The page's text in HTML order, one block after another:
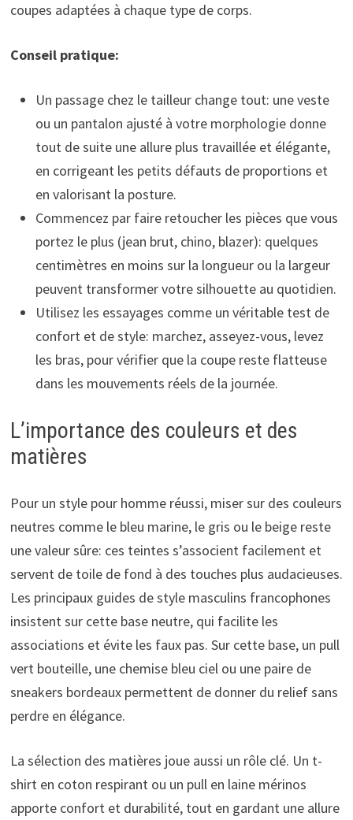
coupes adaptées à chaque type de corps.
Conseil pratique:
Un passage chez le tailleur change tout: une veste
ou un pantalon ajusté à votre morphologie donne
tout de suite une allure plus travaillée et élégante,
en corrigeant les petits défauts de proportions et
en valorisant la posture.
Commencez par faire retoucher les pièces que vous
portez le plus (jean brut, chino, blazer): quelques
centimètres en moins sur la longueur ou la largeur
peuvent transformer votre silhouette au quotidien.
Utilisez les essayages comme un véritable test de
confort et de style: marchez, asseyez-vous, levez
les bras, pour vérifier que la coupe reste flatteuse
dans les mouvements réels de la journée.
L’importance des couleurs et des
matières
Pour un style pour homme réussi, miser sur des couleurs
neutres comme le bleu marine, le gris ou le beige reste
une valeur sûre: ces teintes s’associent facilement et
servent de toile de fond à des touches plus audacieuses.
Les principaux guides de style masculins francophones
insistent sur cette base neutre, qui facilite les
associations et évite les faux pas. Sur cette base, un pull
vert bouteille, une chemise bleu ciel ou une paire de
sneakers bordeaux permettent de donner du relief sans
perdre en élégance.
La sélection des matières joue aussi un rôle clé. Un t-
shirt en coton respirant ou un pull en laine mérinos
apporte confort et durabilité, tout en gardant une allure